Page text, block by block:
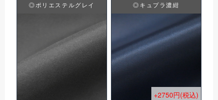
◎ポリエステルグレイ ◎キュプラ濃紺
+2750円(税込)